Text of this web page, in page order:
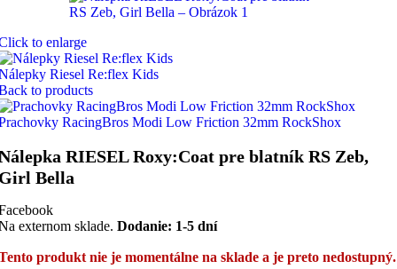
to enlarge
Riesel Re:flex Kids
to products
RacingBros Modi Low Friction 32mm RockShox
RIESEL Roxy:Coat pre blatník RS Zeb,
Bella
externom sklade. Dodanie: 1-5 dní
produkt nie je momentálne na sklade a je preto nedostupný.